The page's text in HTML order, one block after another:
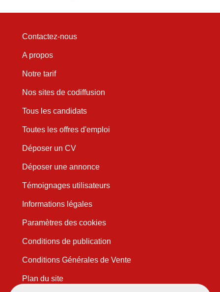
Contactez-nous
A propos
Notre tarif
Nos sites de codiffusion
Tous les candidats
Toutes les offres d'emploi
Déposer un CV
Déposer une annonce
Témoignages utilisateurs
Informations légales
Paramètres des cookies
Conditions de publication
Conditions Générales de Vente
Plan du site